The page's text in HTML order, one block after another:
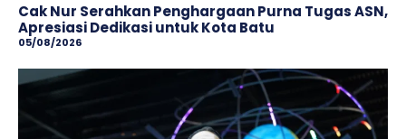
Cak Nur Serahkan Penghargaan Purna Tugas ASN,
Apresiasi Dedikasi untuk Kota Batu
05/08/2026